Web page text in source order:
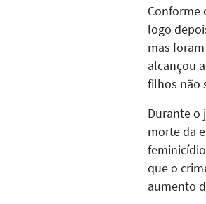
Conforme
logo
mas
alcançou
filhos não
Durante o
morte da
que o
aumento